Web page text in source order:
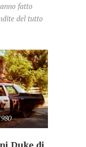
fatto
del tutto
Duke di